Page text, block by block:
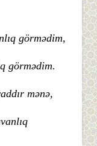
görmədim,
görmədim.
mənə,